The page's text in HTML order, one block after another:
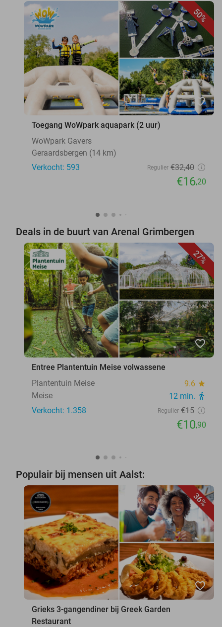
50%
favorite_border
Toegang WoWpark aquapark (2 uur)
WoWpark Gavers
Geraardsbergen (14 km)
Verkocht: 593
Regulier €32,40
€16,20
Deals in de buurt van Arenal Grimbergen
27%
favorite_border
Entree Plantentuin Meise volwassene
Plantentuin Meise
9.6 star
Meise 12 min. directions_walk
Verkocht: 1.358 Regulier €15
€10,90
Populair bij mensen uit Aalst:
36%
favorite_border
Grieks 3-gangendiner bij Greek Garden
Restaurant